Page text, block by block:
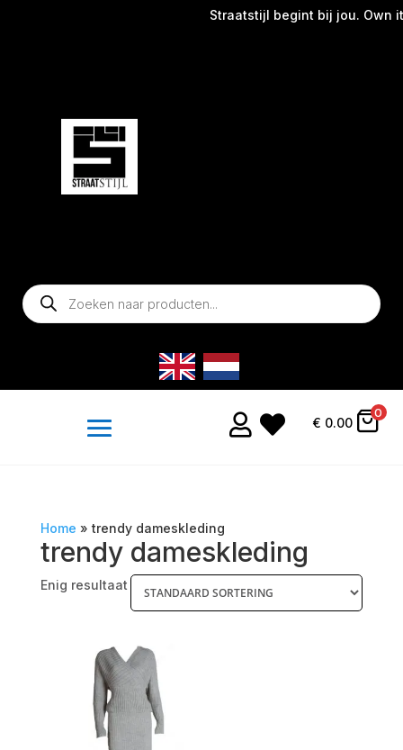
Straatstijl begint bij jou. Own
Producten
zoeken
  € 0.00
0
Home » trendy dameskleding
trendy dameskleding
Enig resultaat